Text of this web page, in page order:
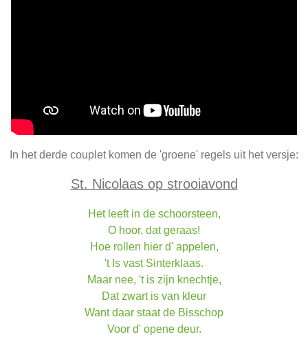
In het derde couplet komen de 'groene' regels uit het versje:
St. Nicolaas op strooiavond
Het leeft in de schoorsteen,
O hoor, dat geraas!
Hoe rollen hier d' appelen,
't Is vast Sinterklaas.
Maar nee, 't is zijn knechtje,
Dat zwart is van kleur
Want daar staat de Bisschop
Voor d' opene deur.